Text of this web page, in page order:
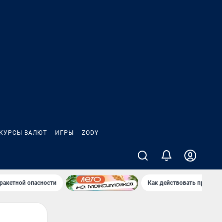
ВАЛЮТ ИГРЫ ZODY
опасности Как действовать при